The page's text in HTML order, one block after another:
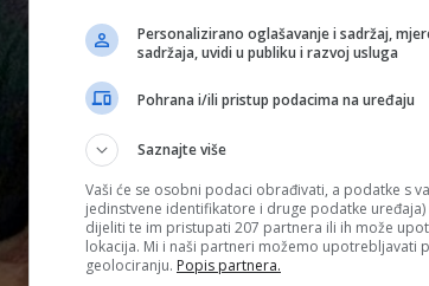
Personalizirano oglašavanje i sadržaj,
sadržaja, uvidi u publiku i razvoj usluga
Pohrana i/ili pristup podacima na uređaju
Saznajte više
Vaši će se osobni podaci obrađivati, a podatke s
jedinstvene identifikatore i druge podatke
dijeliti te im pristupati 207 partnera ili ih može
lokacija. Mi i naši partneri možemo upotrebljavati
geolociranju. Popis partnera.